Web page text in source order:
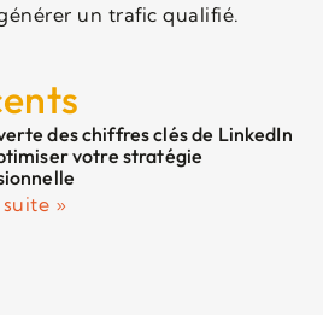
un trafic qualifié.
des chiffres clés de LinkedIn
votre stratégie
»